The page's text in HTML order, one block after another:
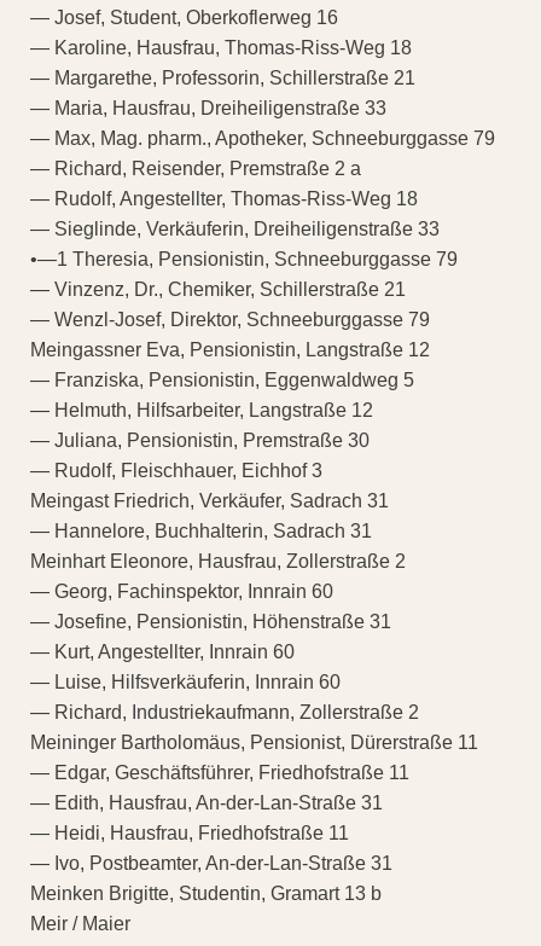
— Josef, Student, Oberkoflerweg 16
— Karoline, Hausfrau, Thomas-Riss-Weg 18
— Margarethe, Professorin, Schillerstraße 21
— Maria, Hausfrau, Dreiheiligenstraße 33
— Max, Mag. pharm., Apotheker, Schneeburggasse 79
— Richard, Reisender, Premstraße 2 a
— Rudolf, Angestellter, Thomas-Riss-Weg 18
— Sieglinde, Verkäuferin, Dreiheiligenstraße 33
•—1 Theresia, Pensionistin, Schneeburggasse 79
— Vinzenz, Dr., Chemiker, Schillerstraße 21
— Wenzl-Josef, Direktor, Schneeburggasse 79
Meingassner Eva, Pensionistin, Langstraße 12
— Franziska, Pensionistin, Eggenwaldweg 5
— Helmuth, Hilfsarbeiter, Langstraße 12
— Juliana, Pensionistin, Premstraße 30
— Rudolf, Fleischhauer, Eichhof 3
Meingast Friedrich, Verkäufer, Sadrach 31
— Hannelore, Buchhalterin, Sadrach 31
Meinhart Eleonore, Hausfrau, Zollerstraße 2
— Georg, Fachinspektor, Innrain 60
— Josefine, Pensionistin, Höhenstraße 31
— Kurt, Angestellter, Innrain 60
— Luise, Hilfsverkäuferin, Innrain 60
— Richard, Industriekaufmann, Zollerstraße 2
Meininger Bartholomäus, Pensionist, Dürerstraße 11
— Edgar, Geschäftsführer, Friedhofstraße 11
— Edith, Hausfrau, An-der-Lan-Straße 31
— Heidi, Hausfrau, Friedhofstraße 11
— Ivo, Postbeamter, An-der-Lan-Straße 31
Meinken Brigitte, Studentin, Gramart 13 b
Meir / Maier